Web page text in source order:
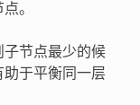
。
节点最少的候
于平衡同一层